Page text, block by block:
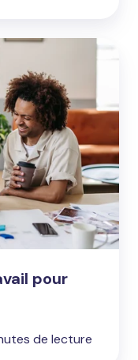
pour
de lecture